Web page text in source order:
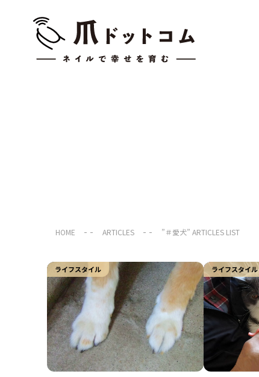
HOME ARTICLES ”＃愛犬” ARTICLES LIST
ライフスタイル ライフスタイル